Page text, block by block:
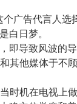
告代言人选
白日梦。
导致风波的导
他媒体于不顾
机在电视上